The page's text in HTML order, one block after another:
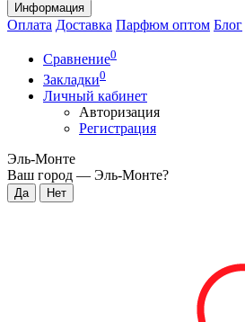
Информация
Оплата Доставка Парфюм оптом Блог
Сравнение0
Закладки0
Личный кабинет
Авторизация
Регистрация
Эль-Монте
Ваш город — Эль-Монте?